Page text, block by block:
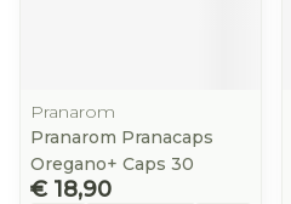
Pranarom
Pranarom Pranacaps
Oregano+ Caps 30
€ 18,90